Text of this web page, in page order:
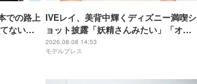
での路上
ない」
IVEレイ、美背中輝くディズニー満喫シ
ョット披露「妖精さんみたい」「オー
ラすごい」
2026.08.08 14:53
モデルプレス